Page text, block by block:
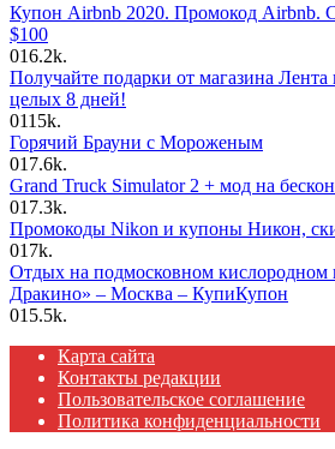
Купон Airbnb 2020. Промокод Airbnb.
$100
016.2k.
Получайте подарки от магазина
целых 8 дней!
0115k.
Горячий Брауни с Мороженым
017.6k.
Grand Truck Simulator 2 + мод на
017.3k.
Промокоды Nikon и купоны Никон,
017k.
Отдых на подмосковном кислородном
Дракино» – Москва – КупиКупон
015.5k.
Карта сайта
Контакты редакции
Пользовательское соглашение
Политика конфиденциальности